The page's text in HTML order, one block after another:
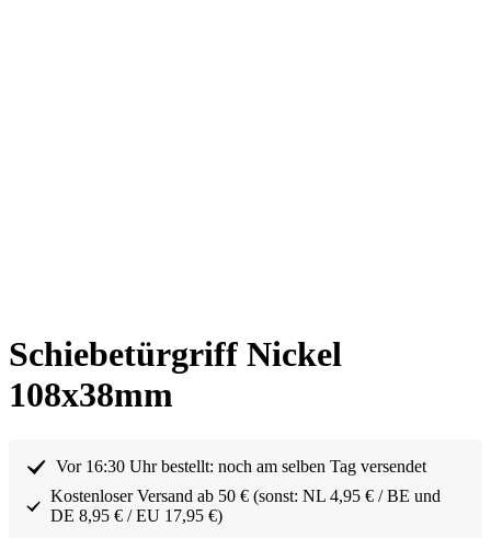
Schiebetürgriff Nickel
108x38mm
Vor 16:30 Uhr bestellt: noch am selben Tag versendet
Kostenloser Versand ab 50 € (sonst: NL 4,95 € / BE und
DE 8,95 € / EU 17,95 €)